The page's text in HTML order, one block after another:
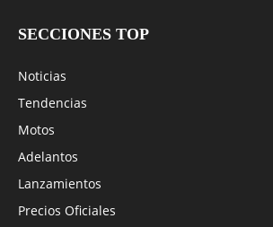
SECCIONES TOP
Noticias
Tendencias
Motos
Adelantos
Lanzamientos
Precios Oficiales